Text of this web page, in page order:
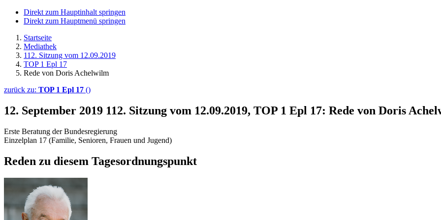
Direkt zum Hauptinhalt springen
Direkt zum Hauptmenü springen
Startseite
Mediathek
112. Sitzung vom 12.09.2019
TOP 1 Epl 17
Rede von Doris Achelwilm
zurück zu: TOP 1 Epl 17 ()
12. September 2019 112. Sitzung vom 12.09.2019, TOP 1 Epl 17: Rede von Doris
Erste Beratung der Bundesregierung
Einzelplan 17 (Familie, Senioren, Frauen und Jugend)
Reden zu diesem Tagesordnungspunkt